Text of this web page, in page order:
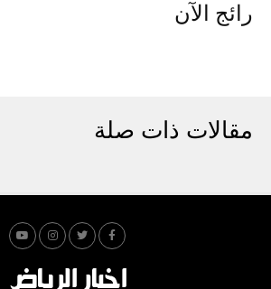
رائج الآن
مقالات ذات صلة